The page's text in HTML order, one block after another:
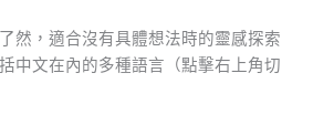
然，適合沒有具體想法時的靈感探索
中文在內的多種語言（點擊右上角切